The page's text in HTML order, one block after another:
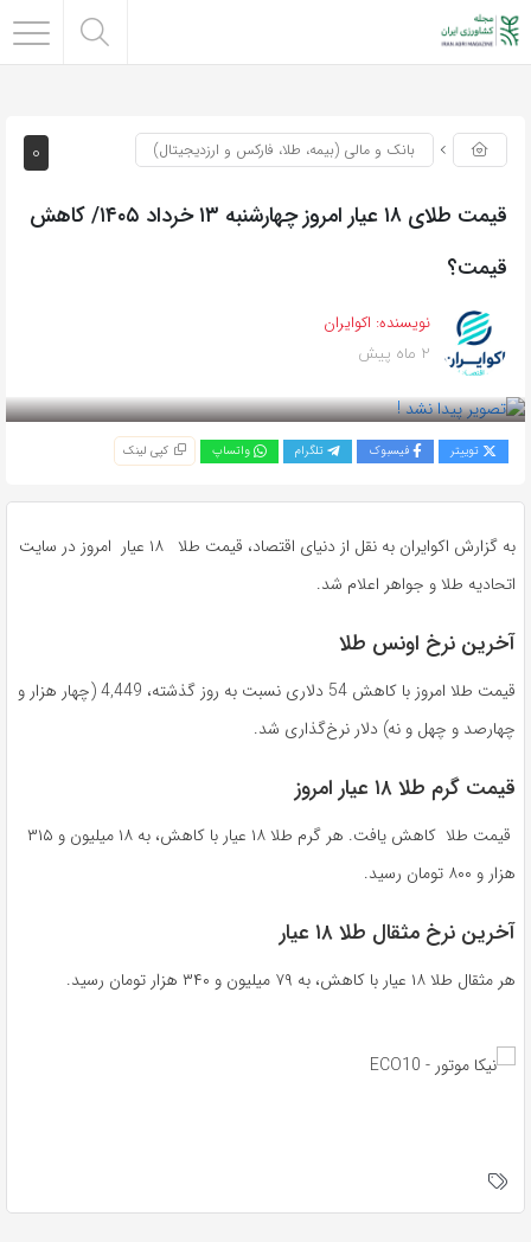
0 بانک و مالی (بیمه، طلا، فارکس و ارزدیجیتال)
قیمت طلای ۱۸ عیار امروز چهارشنبه ۱۳ خرداد ۱۴۰۵/ کاهش
قیمت؟
نویسنده: اکوایران
2 ماه پیش
توییتر فیسبوک تلگرام واتساپ کپی لینک
به گزارش اکوایران به نقل از دنیای اقتصاد، قیمت طلا ۱۸ عیار امروز در سایت
اتحادیه طلا و جواهر اعلام شد.
آخرین نرخ اونس طلا
قیمت طلا امروز با کاهش 54 دلاری نسبت به روز گذشته، 4,449 (چهار هزار و
چهارصد و چهل و نه) دلار نرخ‌گذاری شد.
قیمت گرم طلا ۱۸ عیار امروز
قیمت طلا کاهش یافت. هر گرم طلا ۱۸ عیار با کاهش، به ۱۸ میلیون و ۳۱۵
هزار و ۸۰۰ تومان رسید.
آخرین نرخ مثقال طلا ۱۸ عیار
هر مثقال طلا ۱۸ عیار با کاهش، به ۷۹ میلیون و ۳۴۰ هزار تومان رسید‌.